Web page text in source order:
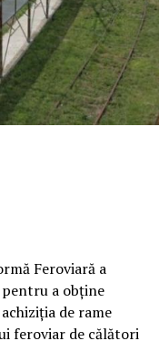
Feroviară a
a obţine
de rame
feroviar de călători